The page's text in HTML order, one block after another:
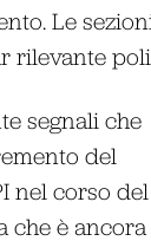
Le
rilevante
segnali che
del
nel corso del
che è ancora